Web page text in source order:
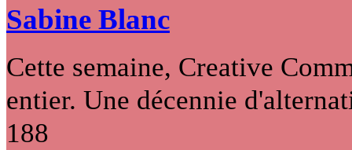
Sabine Blanc
Cette semaine, Creative
entier. Une décennie
188